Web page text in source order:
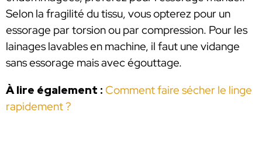
Selon la fragilité du tissu, vous opterez pour un
essorage par torsion ou par compression. Pour les
lainages lavables en machine, il faut une vidange
sans essorage mais avec égouttage.
À lire également : Comment faire sécher le linge
rapidement ?